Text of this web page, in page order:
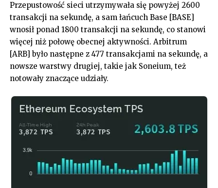
Przepustowość sieci utrzymywała się powyżej 2600
transakcji na sekundę, a sam łańcuch Base [BASE]
wnosił ponad 1800 transakcji na sekundę, co stanowi
więcej niż połowę obecnej aktywności. Arbitrum
[ARB] było następne z 477 transakcjami na sekundę, a
nowsze warstwy drugiej, takie jak Soneium, też
notowały znaczące udziały.